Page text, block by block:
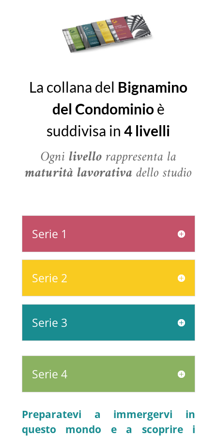
La collana del Bignamino
del Condominioè
suddivisa in4 livelli
Ogni livellorappresenta la
maturità lavorativadello studio
Serie 1
Serie 2
Serie 3
Serie 4
Preparatevi a immergervi in
questo mondo e a scoprire i